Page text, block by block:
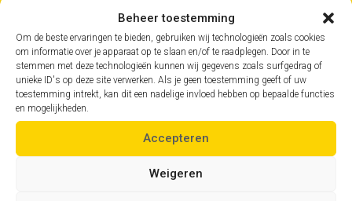
Beheer toestemming
Om de beste ervaringen te bieden, gebruiken wij technologieën zoals cookies
om informatie over je apparaat op te slaan en/of te raadplegen. Door in te
stemmen met deze technologieën kunnen wij gegevens zoals surfgedrag of
unieke ID's op deze site verwerken. Als je geen toestemming geeft of uw
toestemming intrekt, kan dit een nadelige invloed hebben op bepaalde functies
en mogelijkheden.
Accepteren
Weigeren
STILSTAND IN DE INPAKAFDELING
OPLOSSING
ALTERNATIEVE STOCK GEVONDEN
BIJ ANDER PRODUCTIEBEDRIJF